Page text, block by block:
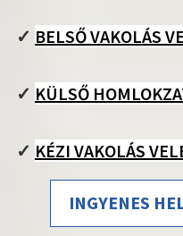
✓ BELSŐ VAKOLÁS
✓ KÜLSŐ
✓ KÉZI VAKOLÁS
INGYENES